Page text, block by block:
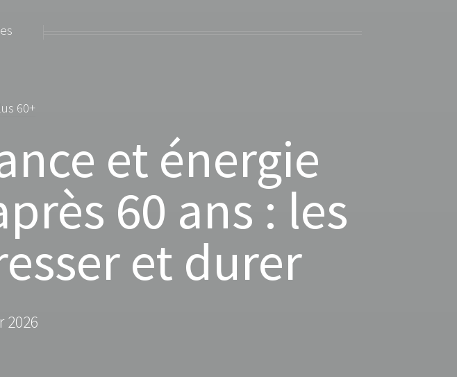
et énergie
60 ans : les
et durer
2026